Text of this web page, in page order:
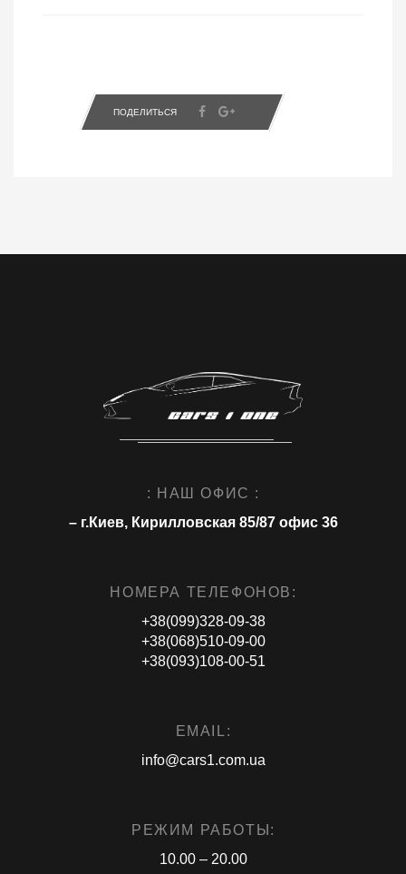
ПОДЕЛИТЬСЯ
: НАШ ОФИС :
– г.Киев, Кирилловская 85/87 офис 36
НОМЕРА ТЕЛЕФОНОВ:
+38(099)328-09-38
+38(068)510-09-00
+38(093)108-00-51
EMAIL:
info@cars1.com.ua
РЕЖИМ РАБОТЫ:
10.00 – 20.00